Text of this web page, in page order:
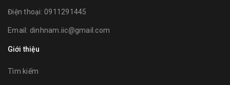
Điện thoại: 0911291445
Email: dinhnam.iic@gmail.com
Giới thiệu
Tìm kiếm